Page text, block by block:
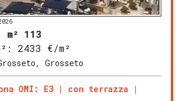
m² 113
2433 €/m²
Grosseto
OMI: E3 con terrazza